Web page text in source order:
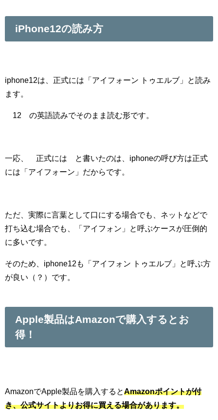
iPhone12の読み方
iphone12は、正式には「アイフォーン トゥエルブ」と読み
ます。
¨12¨の英語読みでそのまま読む形です。
一応、¨正式には¨と書いたのは、iphoneの呼び方は正式
には「 アイフォーン」だからです。
ただ、実際に言葉として口にする場合でも、ネットなどで
打ち込む場合でも、「アイフォン」と呼ぶケースが圧倒的
に多いです。
そのため、 iphone12も「アイフォン トゥエルブ」と呼ぶ方
が良い（？）です。
Apple製品はAmazonで購入するとお
得！
AmazonでApple製品を購入するとAmazonポイントが付
き、公式サイトよりお得に買える場合があります。